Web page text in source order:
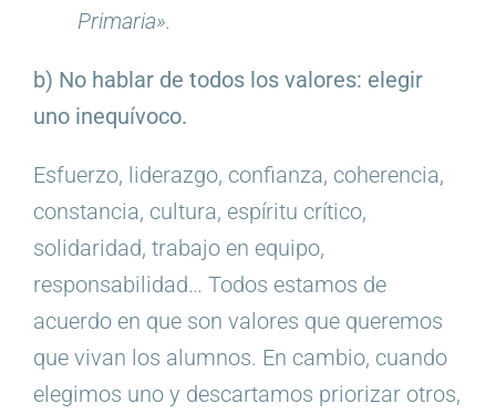
Primaria».
b) No hablar de todos los valores: elegir
uno inequívoco.
Esfuerzo, liderazgo, confianza, coherencia,
constancia, cultura, espíritu crítico,
solidaridad, trabajo en equipo,
responsabilidad… Todos estamos de
acuerdo en que son valores que queremos
que vivan los alumnos. En cambio, cuando
elegimos uno y descartamos priorizar otros,